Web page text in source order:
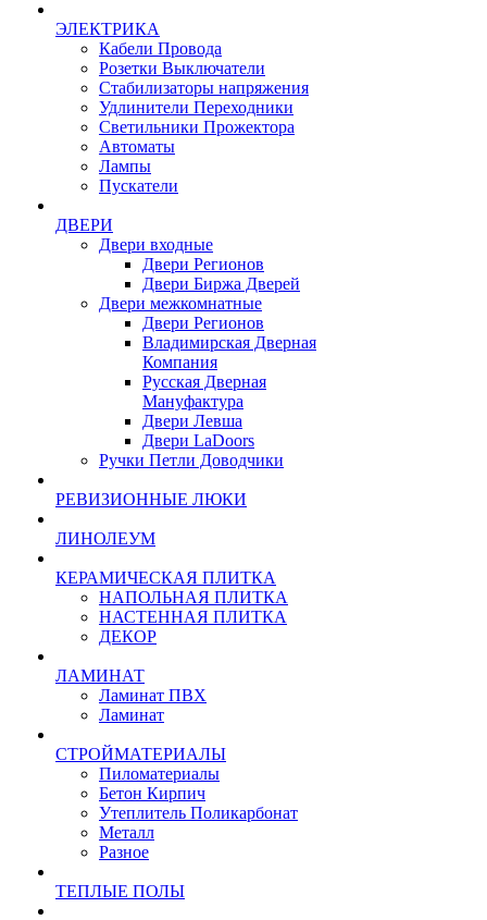
ЭЛЕКТРИКА
Кабели Провода
Розетки Выключатели
Стабилизаторы напряжения
Удлинители Переходники
Светильники Прожектора
Автоматы
Лампы
Пускатели
ДВЕРИ
Двери входные
Двери Регионов
Двери Биржа Дверей
Двери межкомнатные
Двери Регионов
Владимирская Дверная
Компания
Русская Дверная
Мануфактура
Двери Левша
Двери LaDoors
Ручки Петли Доводчики
РЕВИЗИОННЫЕ ЛЮКИ
ЛИНОЛЕУМ
КЕРАМИЧЕСКАЯ ПЛИТКА
НАПОЛЬНАЯ ПЛИТКА
НАСТЕННАЯ ПЛИТКА
ДЕКОР
ЛАМИНАТ
Ламинат ПВХ
Ламинат
СТРОЙМАТЕРИАЛЫ
Пиломатериалы
Бетон Кирпич
Утеплитель Поликарбонат
Металл
Разное
ТЕПЛЫЕ ПОЛЫ